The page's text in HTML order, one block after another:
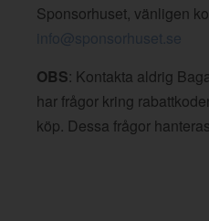
Sponsorhuset, vänligen
info@sponsorhuset.se
OBS: Kontakta aldrig
har frågor kring
köp. Dessa frågor